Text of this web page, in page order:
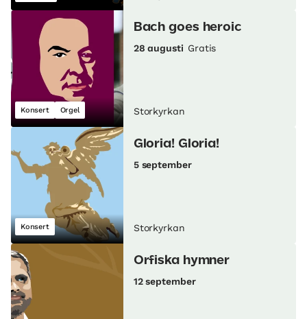
Konsert Orgel
Bach goes heroic
28 augusti Gratis
Storkyrkan
Konsert
Gloria! Gloria!
5 september
Storkyrkan
Orfiska hymner
12 september